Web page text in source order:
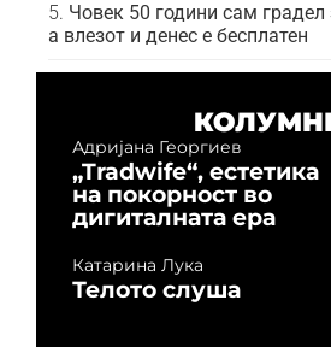
Човек 50 години сам
а влезот и денес е бесплатен
Адријана Георгиев
„Tradwife“, естетика
на покорност во
дигиталната ера
Катарина Лука
Телото слуша